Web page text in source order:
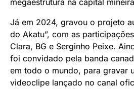
megaestrutura na capital
Já em 2024, gravou o projeto
do Akatu”, com as
Clara, BG e Serginho Peixe.
foi convidado pela banda
em todo o mundo, para gravar
videoclipe lançado no canal